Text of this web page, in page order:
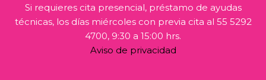
Si requieres cita presencial, préstamo de ayudas
técnicas, los días miércoles con previa cita al 55 5292
4700, 9:30 a 15:00 hrs.
Aviso de privacidad